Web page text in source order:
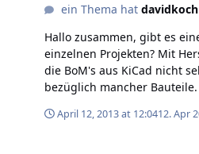
ein Thema hat davidkoch
Hallo zusammen, gibt es eine Bill of Materials zu den
einzelnen Projekten? Mit
die BoM's aus KiCad nicht
April 12, 2013 at 12:0412. Apr